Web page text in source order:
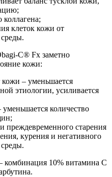
коллагена;
клеток кожи от
C® Fx заметно
кожи:
кожи – уменьшается
этиологии, усиливается
уменьшается количество
преждевременного старения
курения и негативного
10% витамина С